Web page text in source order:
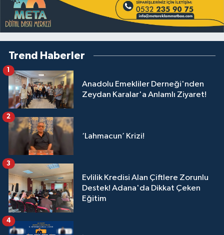
Trend Haberler
Anadolu Emekliler Derneği'nden
Zeydan Karalar'a Anlamlı Ziyaret!
1
‘Lahmacun’ Krizi!
2
Evlilik Kredisi Alan Çiftlere Zorunlu
Destek! Adana'da Dikkat Çeken
Eğitim
3
4